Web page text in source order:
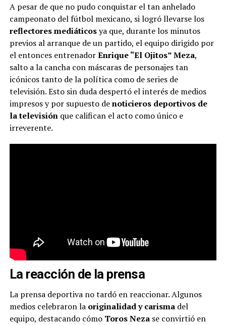
A pesar de que no pudo conquistar el tan anhelado
campeonato del fútbol mexicano, si logró llevarse los
reflectores mediáticosya que, durante los minutos
previos al arranque de un partido, el equipo dirigido por
el entonces entrenadorEnrique “El Ojitos” Meza,
salto a la cancha con máscaras de personajes tan
icónicos tanto de la política como de series de
televisión. Esto sin duda despertó el interés de medios
impresos y por supuesto denoticieros deportivos de
la televisiónque califican el acto como único e
irreverente.
La reacción de la prensa
La prensa deportiva no tardó en reaccionar. Algunos
medios celebraron la originalidad y carismadel
equipo, destacando cómoToros Nezase convirtió en